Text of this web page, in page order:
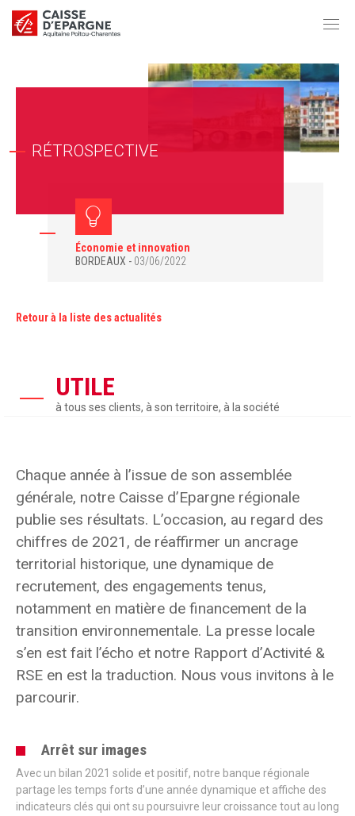
RÉTROSPECTIVE
Économie et innovation
BORDEAUX
03/06/2022
Retour à la liste des actualités
Chaque année à l’issue de son assemblée
générale, notre Caisse d’Epargne régionale
publie ses résultats. L’occasion, au regard des
chiffres de 2021, de réaffirmer un ancrage
territorial historique, une dynamique de
recrutement, des engagements tenus,
notamment en matière de financement de la
transition environnementale. La presse locale
s’en est fait l’écho et notre Rapport d’Activité &
RSE en est la traduction. Nous vous invitons à le
parcourir.
Arrêt sur images
Avec un bilan 2021 solide et positif, notre banque régionale
partage les temps forts d’une année dynamique et affiche des
indicateurs clés qui ont su poursuivre leur croissance tout au long
UTILE
à tous ses clients, à son territoire, à la société